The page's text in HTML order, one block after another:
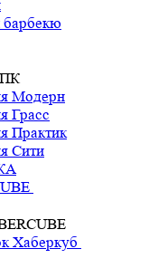
барбекю
Mодерн
Грасс
Практик
Сити
Хаберкуб